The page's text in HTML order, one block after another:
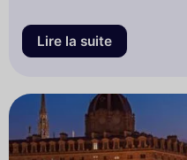
Lire la suite